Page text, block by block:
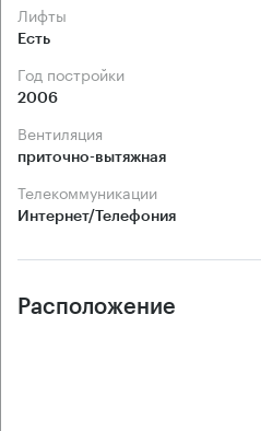
Лифты
Есть
Год постройки
2006
Вентиляция
приточно-вытяжная
Телекоммуникации
Интернет/Телефония
Расположение